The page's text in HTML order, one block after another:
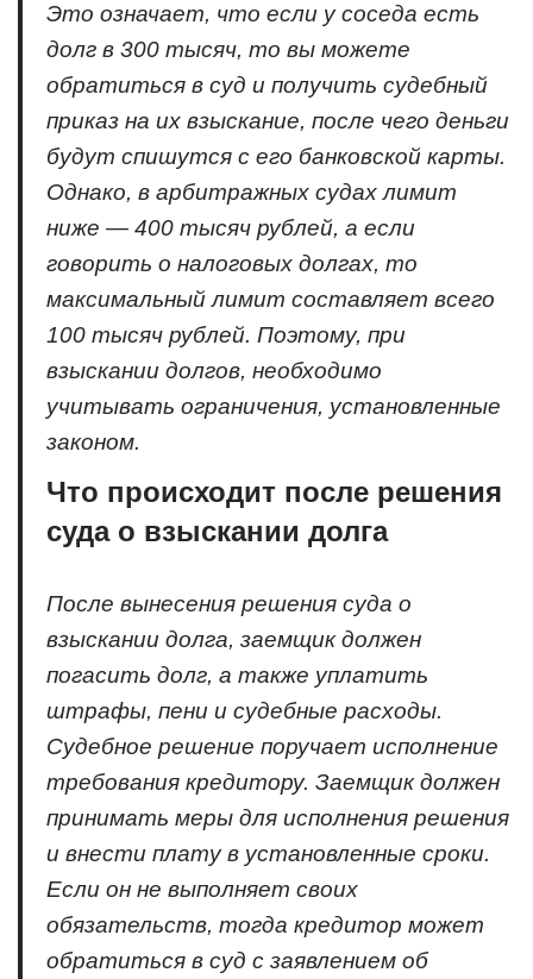
Это означает, что если у соседа есть
долг в 300 тысяч, то вы можете
обратиться в суд и получить судебный
приказ на их взыскание, после чего деньги
будут спишутся с его банковской карты.
Однако, в арбитражных судах лимит
ниже — 400 тысяч рублей, а если
говорить о налоговых долгах, то
максимальный лимит составляет всего
100 тысяч рублей. Поэтому, при
взыскании долгов, необходимо
учитывать ограничения, установленные
законом.
Что происходит после решения
суда о взыскании долга
После вынесения решения суда о
взыскании долга, заемщик должен
погасить долг, а также уплатить
штрафы, пени и судебные расходы.
Судебное решение поручает исполнение
требования кредитору. Заемщик должен
принимать меры для исполнения решения
и внести плату в установленные сроки.
Если он не выполняет своих
обязательств, тогда кредитор может
обратиться в суд с заявлением об